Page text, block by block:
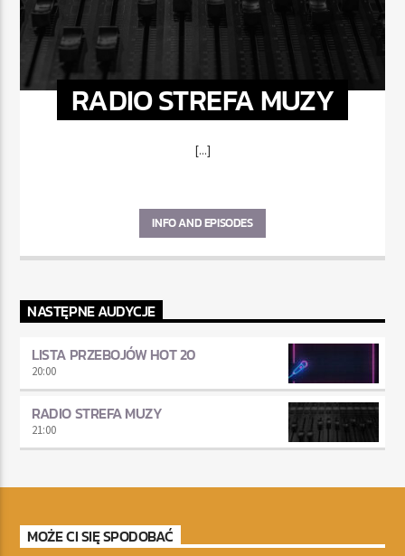
RADIO STREFA MUZY
[...]
INFO AND EPISODES
NASTĘPNE AUDYCJE
LISTA PRZEBOJÓW HOT 20
20:00
RADIO STREFA MUZY
21:00
MOŻE CI SIĘ SPODOBAĆ